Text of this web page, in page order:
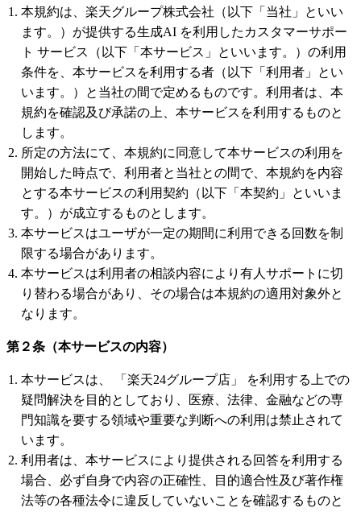
本規約は、楽天グループ株式会社（以下「当社」といい
ます。）が提供する生成AI を利用したカスタマーサポー
ト サービス（以下「本サービス」といいます。）の利用
条件を、本サービスを利用する者（以下「利用者」とい
います。）と当社の間で定めるものです。利用者は、本
規約を確認及び承諾の上、本サービスを利用するものと
します。
所定の方法にて、本規約に同意して本サービスの利用を
開始した時点で、利用者と当社との間で、本規約を内容
とする本サービスの利用契約（以下「本契約」といいま
す。）が成立するものとします。
本サービスはユーザが一定の期間に利用できる回数を制
限する場合があります。
本サービスは利用者の相談内容により有人サポートに切
り替わる場合があり、その場合は本規約の適用対象外と
なります。
第２条（本サービスの内容）
本サービスは、 「楽天24グループ店」 を利用する上での
疑問解決を目的としており、医療、法律、金融などの専
門知識を要する領域や重要な判断への利用は禁止されて
います。
利用者は、本サービスにより提供される回答を利用する
場合、必ず自身で内容の正確性、目的適合性及び著作権
法等の各種法令に違反していないことを確認するものと